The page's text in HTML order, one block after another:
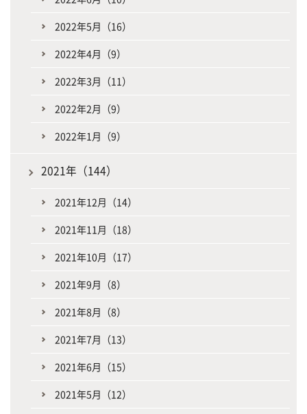
2022年5月（16）
2022年4月（9）
2022年3月（11）
2022年2月（9）
2022年1月（9）
2021年（144）
2021年12月（14）
2021年11月（18）
2021年10月（17）
2021年9月（8）
2021年8月（8）
2021年7月（13）
2021年6月（15）
2021年5月（12）